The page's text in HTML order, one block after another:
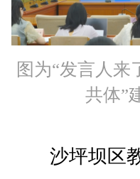
图为“发言人来
共体”
沙坪坝区教